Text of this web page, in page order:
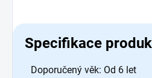
Specifikace
Doporučený věk: Od 6 let